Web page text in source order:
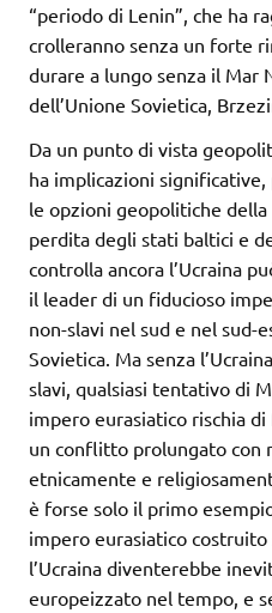
“periodo di Lenin”, che ha
crolleranno senza un forte
durare a lungo senza il Mar
dell’Unione Sovietica,
Da un punto di vista
ha implicazioni
le opzioni geopolitiche della
perdita degli stati baltici e
controlla ancora l’Ucraina
il leader di un fiducioso
non-slavi nel sud e nel sud-
Sovietica. Ma senza
slavi, qualsiasi tentativo di
impero eurasiatico rischia
un conflitto prolungato con
etnicamente e
è forse solo il primo
impero eurasiatico costruito
l’Ucraina diventerebbe
europeizzato nel tempo, e